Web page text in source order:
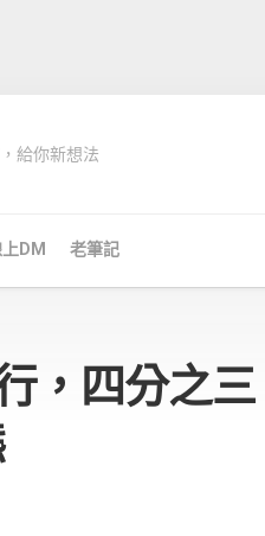
給你新想法
DM 老筆記
，四分之三